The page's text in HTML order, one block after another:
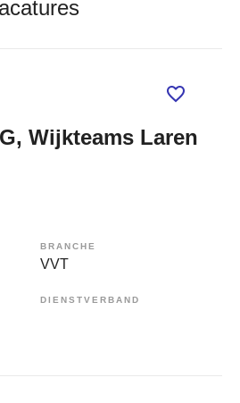
Wijkteams Laren
BRANCHE
VVT
DIENSTVERBAND